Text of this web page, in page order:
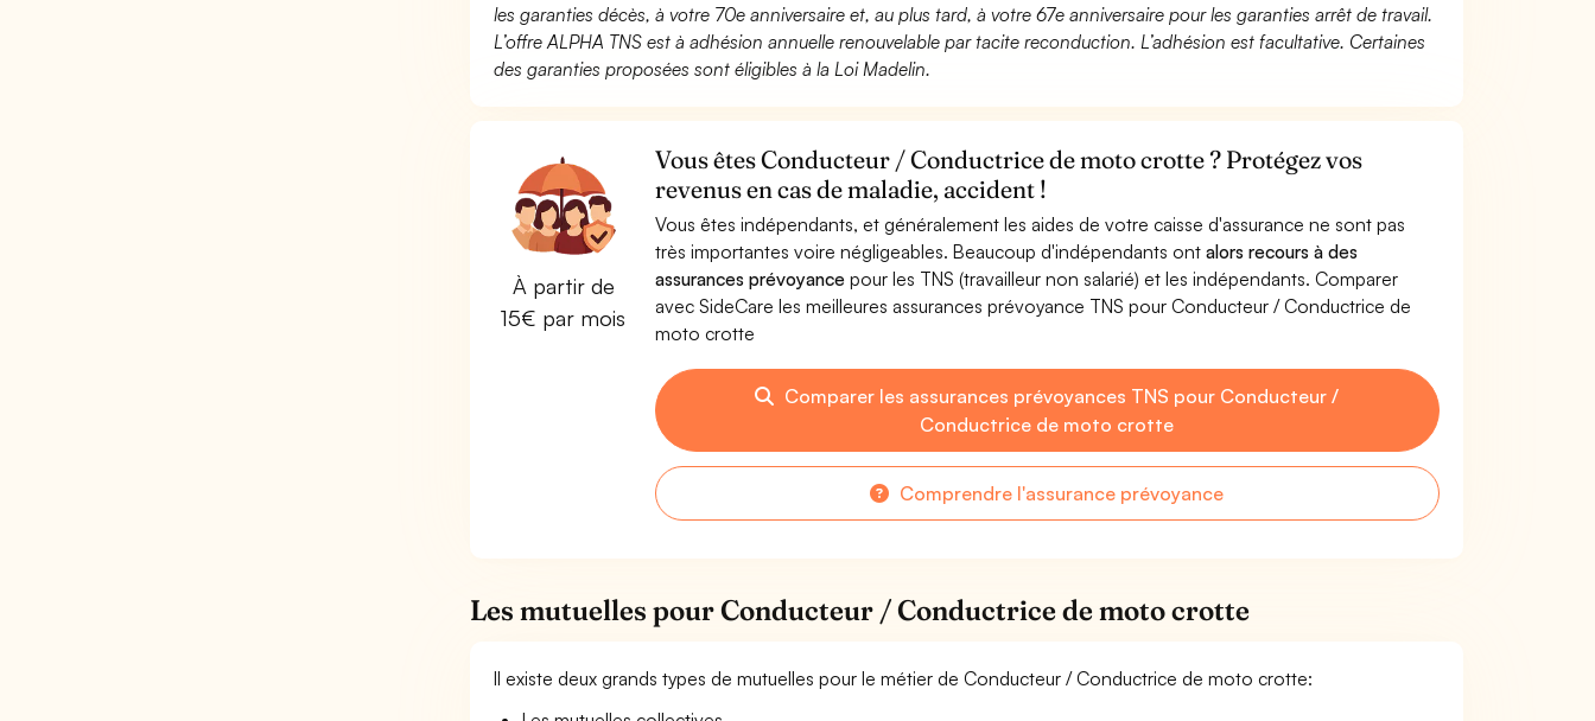
les garanties décès, à votre 70e anniversaire et, au plus tard, à votre 67e anniversaire pour les garanties arrêt de travail.
L’offre ALPHA TNS est à adhésion annuelle renouvelable par tacite reconduction. L’adhésion est facultative. Certaines
des garanties proposées sont éligibles à la Loi Madelin.
À partir de
15€ par mois
Vous êtes Conducteur / Conductrice de moto crotte ? Protégez vos
revenus en cas de maladie, accident !
Vous êtes indépendants, et généralement les aides de votre caisse d'assurance ne sont pas
très importantes voire négligeables. Beaucoup d'indépendants ont alors recours à des
assurances prévoyancepour les TNS (travailleur non salarié) et les indépendants. Comparer
avec SideCare les meilleures assurances prévoyance TNS pour Conducteur / Conductrice de
moto crotte
Comparer les assurances prévoyances TNS pour Conducteur /
Conductrice de moto crotte
Comprendre l'assurance prévoyance
Les mutuelles pour Conducteur / Conductrice de moto crotte
Il existe deux grands types de mutuelles pour le métier de Conducteur / Conductrice de moto crotte: